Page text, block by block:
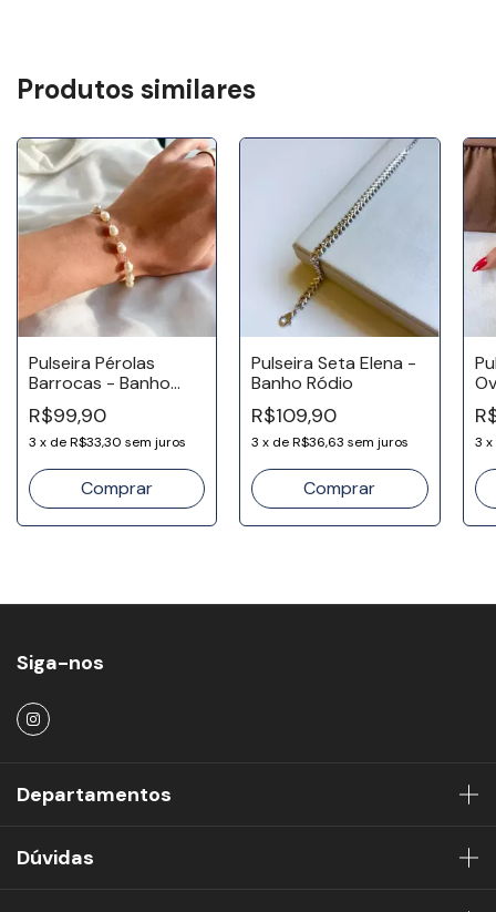
Produtos similares
Pulseira Pérolas
Barrocas - Banho
Ródio
R$99,90
3 x deR$33,30 sem juros
Pulseira Seta Elena -
Banho Ródio
R$109,90
3 x deR$36,63 sem juros 3 x
Siga-nos
Departamentos
Dúvidas